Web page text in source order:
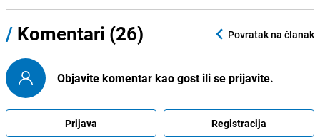
/ Komentari (26) Povratak na članak
Objavite komentar kao gost ili se prijavite.
Prijava Registracija